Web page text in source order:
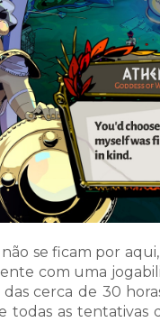
não se ficam por
com uma
cerca de 30
todas as tentativas